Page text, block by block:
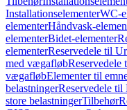
InstallationselementerWC-
elementerHåndvask-
elementerBidet-elementer
elementerReservedele til
med vægafløbReservedele
vægafløbElementer til
belastningerReservedele til
store belastningerTilbehør